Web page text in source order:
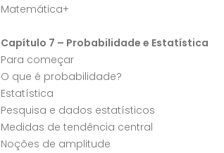
Matemática+
Capítulo 7 – Probabilidade e Estatística
Para começar
O que é probabilidade?
Estatística
Pesquisa e dados estatísticos
Medidas de tendência central
Noções de amplitude